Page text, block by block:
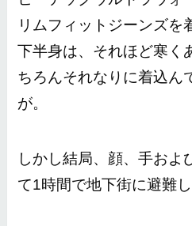
リムフィットジーンズを
下半身は、それほど寒く
ちろんそれなりに着込ん
が。
しかし結局、顔、手およ
て1時間で地下街に避難し